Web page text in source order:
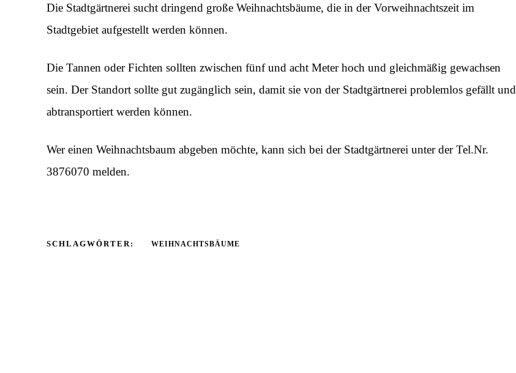
Die Stadtgärtnerei sucht dringend große Weihnachtsbäume, die in der Vorweihnachtszeit im
Stadtgebiet aufgestellt werden können.
Die Tannen oder Fichten sollten zwischen fünf und acht Meter hoch und gleichmäßig gewachsen
sein. Der Standort sollte gut zugänglich sein, damit sie von der Stadtgärtnerei problemlos gefällt und
abtransportiert werden können.
Wer einen Weihnachtsbaum abgeben möchte, kann sich bei der Stadtgärtnerei unter der Tel.Nr.
3876070 melden.
SCHLAGWÖRTER: WEIHNACHTSBÄUME